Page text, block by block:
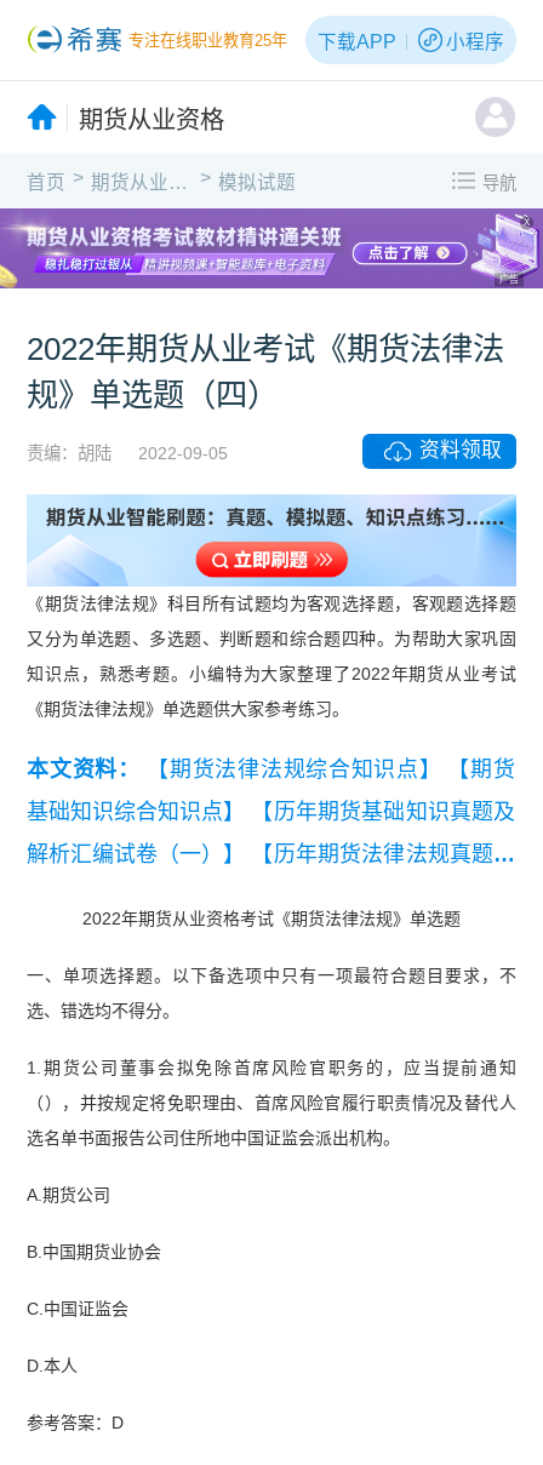
专注在线职业教育25年 下载APP 小程序
期货从业资格
首页 > 期货从业资格 > 模拟试题 导航
X
广告
2022年期货从业考试《期货法律法
规》单选题（四）
责编：胡陆 2022-09-05 资料领取
《期货法律法规》科目所有试题均为客观选择题，客观题选择题
又分为单选题、多选题、判断题和综合题四种。为帮助大家巩固
知识点，熟悉考题。小编特为大家整理了2022年期货从业考试
《期货法律法规》单选题供大家参考练习。
本文资料： 【期货法律法规综合知识点】
【期货
基础知识综合知识点】
【历年期货基础知识真题及
解析汇编试卷（一）】
【历年期货法律法规真题及
2022年期货从业资格考试《期货法律法规》单选题
一、单项选择题。以下备选项中只有一项最符合题目要求，不
选、错选均不得分。
1.期货公司董事会拟免除首席风险官职务的，应当提前通知
（），并按规定将免职理由、首席风险官履行职责情况及替代人
选名单书面报告公司住所地中国证监会派出机构。
A.期货公司
B.中国期货业协会
C.中国证监会
D.本人
参考答案：D